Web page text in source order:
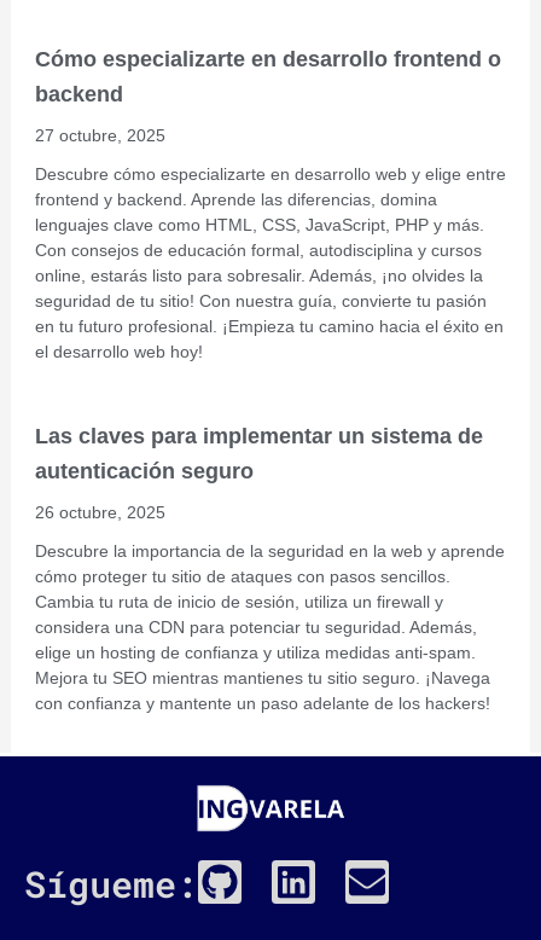
Cómo especializarte en desarrollo frontend o
backend
27 octubre, 2025
Descubre cómo especializarte en desarrollo web y elige entre
frontend y backend. Aprende las diferencias, domina
lenguajes clave como HTML, CSS, JavaScript, PHP y más.
Con consejos de educación formal, autodisciplina y cursos
online, estarás listo para sobresalir. Además, ¡no olvides la
seguridad de tu sitio! Con nuestra guía, convierte tu pasión
en tu futuro profesional. ¡Empieza tu camino hacia el éxito en
el desarrollo web hoy!
Las claves para implementar un sistema de
autenticación seguro
26 octubre, 2025
Descubre la importancia de la seguridad en la web y aprende
cómo proteger tu sitio de ataques con pasos sencillos.
Cambia tu ruta de inicio de sesión, utiliza un firewall y
considera una CDN para potenciar tu seguridad. Además,
elige un hosting de confianza y utiliza medidas anti-spam.
Mejora tu SEO mientras mantienes tu sitio seguro. ¡Navega
con confianza y mantente un paso adelante de los hackers!
Sígueme:
G
i
L
i
E
n